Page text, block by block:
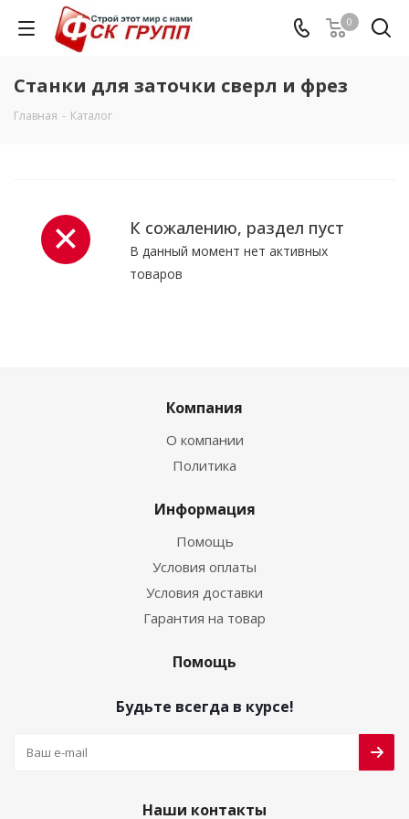
0
Станки для заточки сверл и фрез
Главная - Каталог
К сожалению, раздел пуст
В данный момент нет активных
товаров
Компания
О компании
Политика
Информация
Помощь
Условия оплаты
Условия доставки
Гарантия на товар
Помощь
Будьте всегда в курсе!
Наши контакты